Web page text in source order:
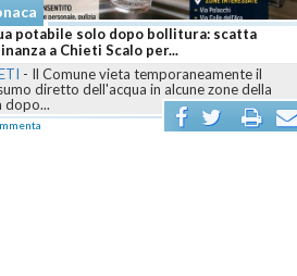
di paura a Pescara: diversi minorenni in
dopo un abuso di alcol
-Intervento di ambulanze e polizia sul
nord dopo i malori accusati da numerosi